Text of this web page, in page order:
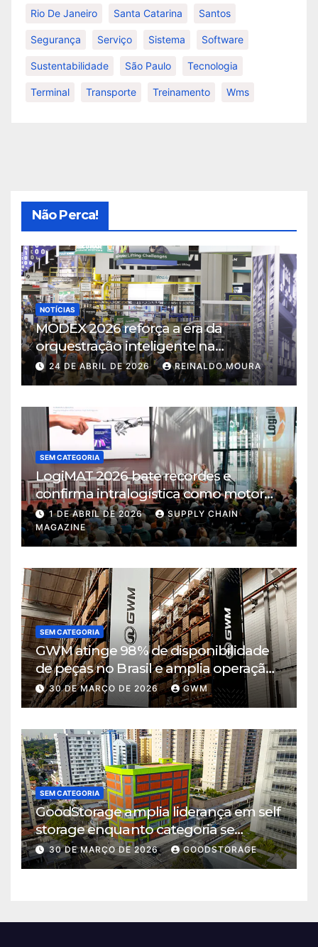
Rio De Janeiro Santa Catarina Santos
Segurança Serviço Sistema Software
Sustentabilidade São Paulo Tecnologia
Terminal Transporte Treinamento Wms
Não Perca!
NOTÍCIAS
MODEX 2026 reforça a era da
orquestração inteligente na
intralogística
24 DE ABRIL DE 2026 REINALDO MOURA
SEM CATEGORIA
LogiMAT 2026 bate recordes e
confirma intralogística como motor
de decisão em tempos de incerteza
1 DE ABRIL DE 2026
SUPPLY CHAIN
MAGAZINE
SEM CATEGORIA
GWM atinge 98% de disponibilidade
de peças no Brasil e amplia operação
logística em Cajamar
30 DE MARÇO DE 2026 GWM
SEM CATEGORIA
GoodStorage amplia liderança em self
storage enquanto categoria se
consolida em São Paulo
30 DE MARÇO DE 2026 GOODSTORAGE